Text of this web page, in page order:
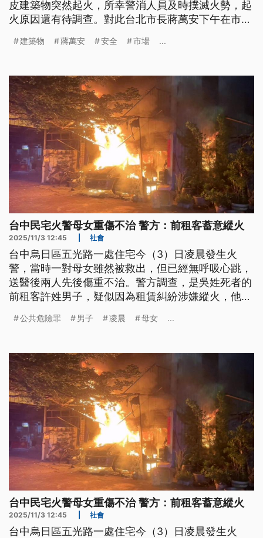
皮建築物突然起火，所幸警消人員及時撲滅火勢，起
火原因還有待調查。對此台北市長蔣萬安下午在市議
關法規也會全面檢視，要求防護網採用防焰阻燃材
建築物 蔣萬安 安全 市場 ...
台中民宅火警母女重傷不治 警方：前租客蓄意縱火
2025/11/3 12:45 社會
台中烏日區五光路一處住宅今（3）日凌晨發生火
警，當時一對母女雖然被救出，但已經無呼吸心跳，
送醫後兩人先後傷重不治。警方調查，是吳姓死者的
前租客許姓男子，疑似因為租賃糾紛涉嫌縱火，他案
生火警，警方已循線逮捕許姓男子。
公共危險罪 男子 凌晨 母女 ...
台中民宅火警母女重傷不治 警方：前租客蓄意縱火
2025/11/3 12:45 社會
台中烏日區五光路一處住宅今（3）日凌晨發生火